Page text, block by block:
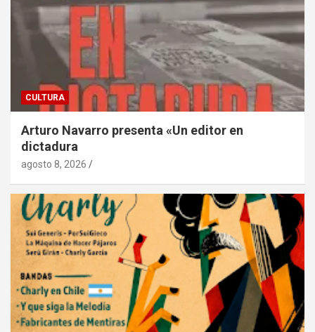
CULTURA
Arturo Navarro presenta «Un editor en
dictadura
agosto 8, 2026